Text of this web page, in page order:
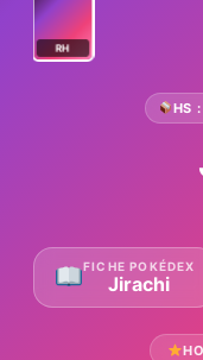
RH
HS
FICHE POKÉDEX
Jirachi